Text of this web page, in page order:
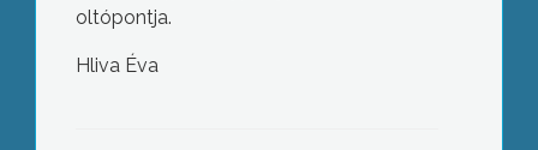
oltópontja.
Hliva Éva